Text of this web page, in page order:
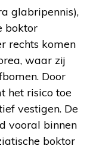
glabripennis),
boktor
rechts komen
waar zij
Door
het risico toe
vestigen. De
vooral binnen
boktor